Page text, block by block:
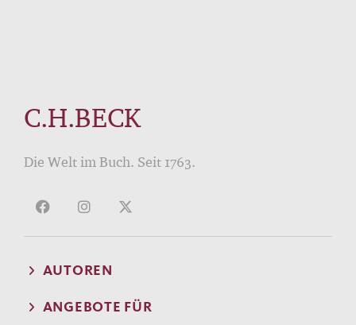
C.H.BECK
Die Welt im Buch. Seit 1763.
AUTOREN
ANGEBOTE FÜR